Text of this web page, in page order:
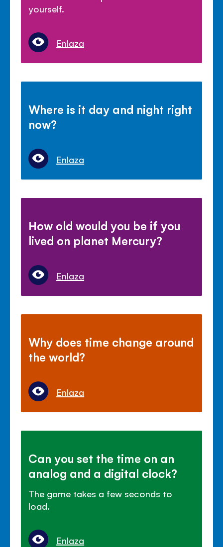
yourself.
Enlaza
Where is it day and night right
now?
Enlaza
How old would you be if you
lived on planet Mercury?
Enlaza
Why does time change around
the world?
Enlaza
Can you set the time on an
analog and a digital clock?
The game takes a few seconds to
load.
Enlaza